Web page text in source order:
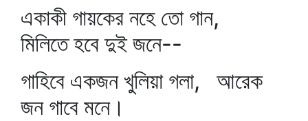
একাকী গায়কের নহে তো গান,
মিলিতে হবে দুই জনে--
গাহিবে একজন খুলিয়া গলা, আরেক
জন গাবে মনে।